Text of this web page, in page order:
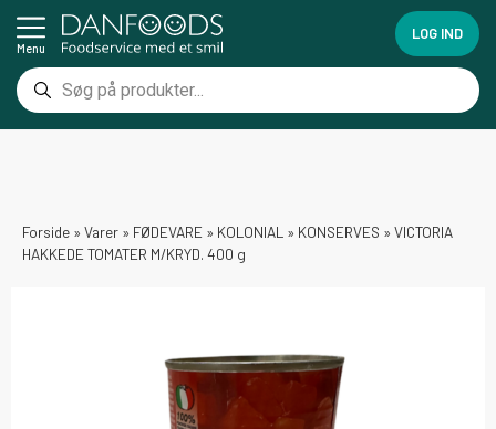
Menu
LOG IND
Forside » Varer » FØDEVARE » KOLONIAL » KONSERVES » VICTORIA
HAKKEDE TOMATER M/KRYD. 400 g